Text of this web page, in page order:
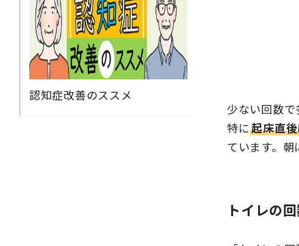
認知症改善のススメ
少ない回数で
特に起床直
ています。朝
トイレの